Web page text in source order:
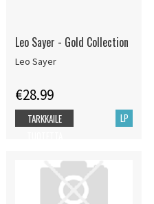
Leo Sayer - Gold Collection
Leo Sayer
€28.99
LP
TARKKAILE